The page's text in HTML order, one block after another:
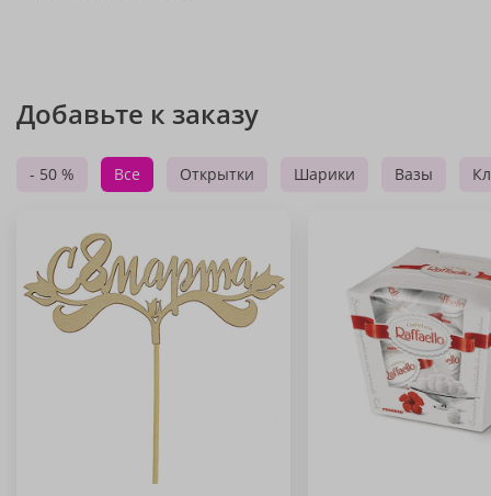
Добавьте к заказу
- 50 % Все Открытки Шарики Вазы